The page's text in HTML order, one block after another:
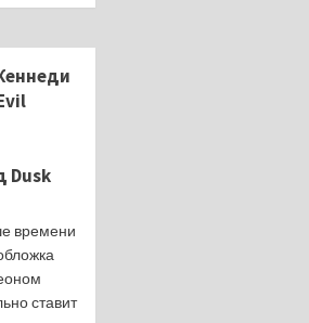
Dusk
времени
ставит